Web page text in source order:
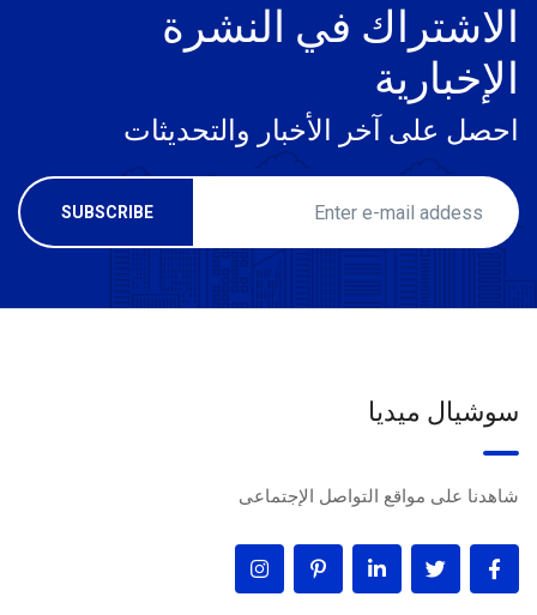
الاشتراك في النشرة
الإخبارية
احصل على آخر الأخبار والتحديثات
سوشيال ميديا
شاهدنا على مواقع التواصل الإجتماعى